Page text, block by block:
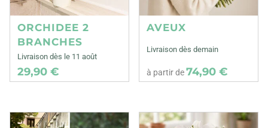
ORCHIDEE 2
BRANCHES
Livraison dès le 11 août
29,90 €
AVEUX
Livraison dès demain
à partir de74,90 €